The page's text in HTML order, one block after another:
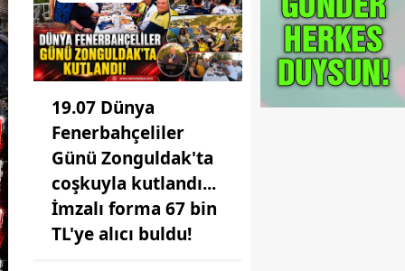
19.07 Dünya
Fenerbahçeliler
Günü Zonguldak'ta
coşkuyla kutlandı...
İmzalı forma 67 bin
TL'ye alıcı buldu!